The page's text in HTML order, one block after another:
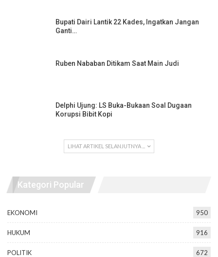
Bupati Dairi Lantik 22 Kades, Ingatkan Jangan
Ganti…
Ruben Nababan Ditikam Saat Main Judi
Delphi Ujung: LS Buka-Bukaan Soal Dugaan
Korupsi Bibit Kopi
LIHAT ARTIKEL SELANJUTNYA ...
Kategori Popular
EKONOMI 950
HUKUM 916
POLITIK 672